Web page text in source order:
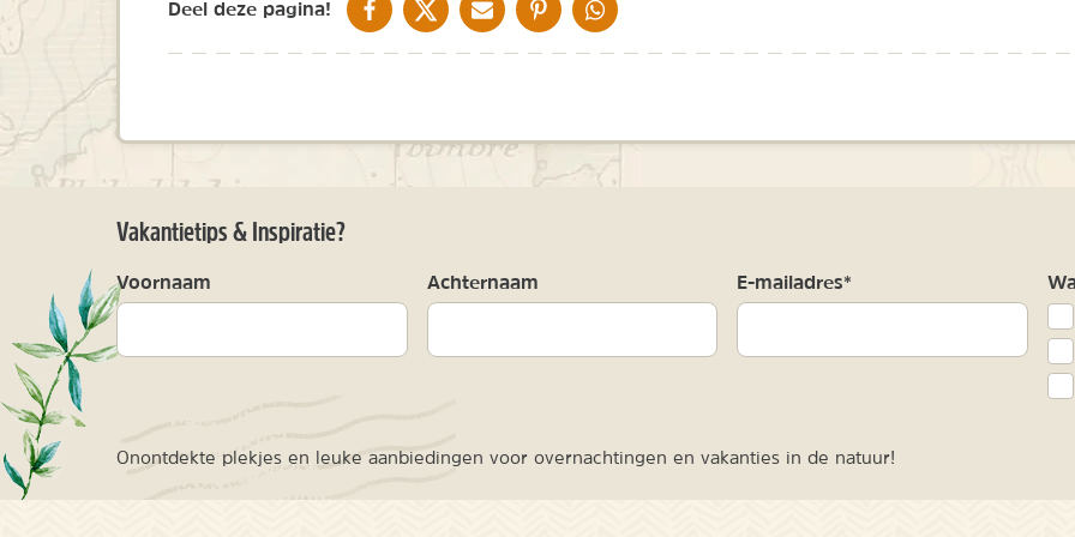
Deel deze pagina! DELEN OP FACEBOOK
DELEN OP XDELEN VIA DE MAIL
DELEN OP PINTEREST
DELEN OP WHATSAPP
Vakantietips & Inspiratie?
Voornaam Achternaam E-mailadres*
Onontdekte plekjes en leuke aanbiedingen voor overnachtingen en vakanties in de natuur!